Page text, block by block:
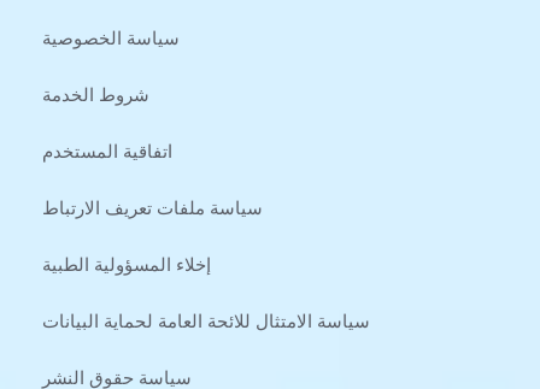
سياسة الخصوصية
شروط الخدمة
اتفاقية المستخدم
سياسة ملفات تعريف الارتباط
إخلاء المسؤولية الطبية
سياسة الامتثال للائحة العامة لحماية البيانات
سياسة حقوق النشر